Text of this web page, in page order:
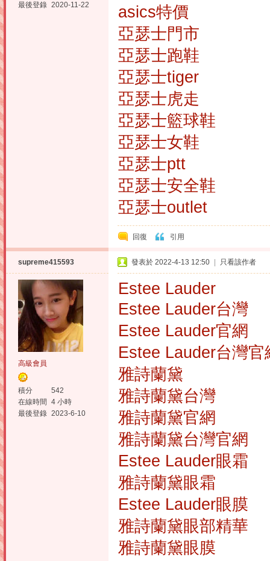
最後登錄 2020-11-22
asics特價
亞瑟士門市
亞瑟士跑鞋
亞瑟士tiger
亞瑟士虎走
亞瑟士籃球鞋
亞瑟士女鞋
亞瑟士ptt
亞瑟士安全鞋
亞瑟士outlet
回復 引用
supreme415593
高級會員
積分
542
在線時間
4 小時
最後登錄 2023-6-10
發表於 2022-4-13 12:50 只看該作者
Estee Lauder
Estee Lauder台灣
Estee Lauder官網
Estee Lauder台灣官
雅詩蘭黛
雅詩蘭黛台灣
雅詩蘭黛官網
雅詩蘭黛台灣官網
Estee Lauder眼霜
雅詩蘭黛眼霜
Estee Lauder眼膜
雅詩蘭黛眼部精華
雅詩蘭黛眼膜